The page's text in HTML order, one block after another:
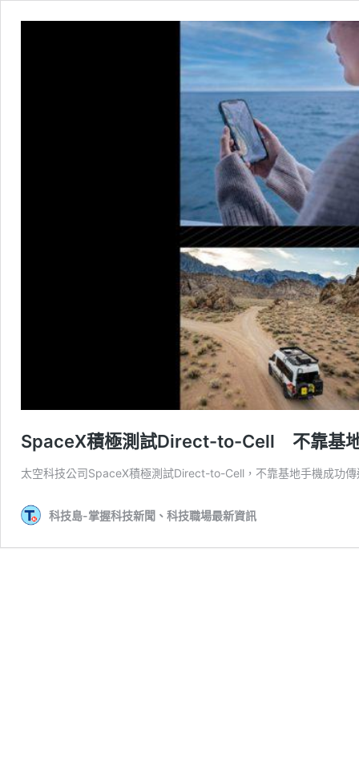
SpaceX積極測試Direct-to-Cell 不靠基
太空科技公司SpaceX積極測試Direct-to-Cell，不靠基地手機成功傳
科技島-掌握科技新聞、科技職場最新資訊